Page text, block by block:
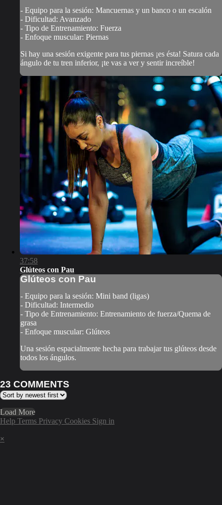
- Equipo para la sesión: Mancuernas y un banco o un escalón
- Dificultad: Avanzado
- Tipo de Entrenamiento: Fuerza
- Enfoque muscular: Piernas
Si hay una sesión exigente para tus piernas ¡es ésta! Satura cada
ángulo de tu tren inferior, ¡te vas a ver y sentir increíble!
37:58
Glúteos con Pau
Glúteos con Pau
- Equipo para la sesión: Mini band (ligas)
- Dificultad: Intermedio
- Tipo de Entrenamiento: Entrenamiento de fuerza/Quema de
grasa
- Enfoque muscular: Glúteos
Una sesión espacialmente hecha para trabajar tus glúteos desde
todos los ángulos.
23 COMMENTS
Load More
Help Terms Privacy Cookies Sign in
×